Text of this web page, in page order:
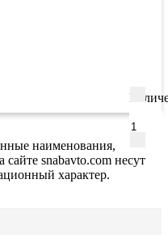
наименования,
snabavto.com несут
характер.